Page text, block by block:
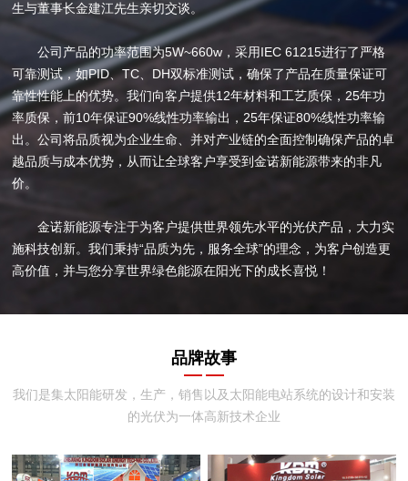
生与董事长金建江先生亲切交谈。
公司产品的功率范围为5W~660w，采用IEC 61215进行了严格
可靠测试，如PID、TC、DH双标准测试，确保了产品在质量保证可
靠性性能上的优势。我们向客户提供12年材料和工艺质保，25年功
率质保，前10年保证90%线性功率输出，25年保证80%线性功率输
出。公司将品质视为企业生命、并对产业链的全面控制确保产品的卓
越品质与成本优势，从而让全球客户享受到金诺新能源带来的非凡
价。
金诺新能源专注于为客户提供世界领先水平的光伏产品，大力实
施科技创新。我们秉持“品质为先，服务全球”的理念，为客户创造更
高价值，并与您分享世界绿色能源在阳光下的成长喜悦！
品牌故事
我们是集太阳能研发，生产，销售以及太阳能电站系统的设计和安装
的光伏为一体高新技术企业